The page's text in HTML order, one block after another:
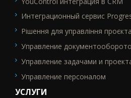
Интеграционный сервис
Рішення для управління
Управление
Управление задачами и
Управление персоналом
УСЛУГИ